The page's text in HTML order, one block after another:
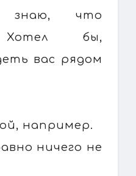
знаю, что
Хотел бы,
вас рядом
например.
ничего не